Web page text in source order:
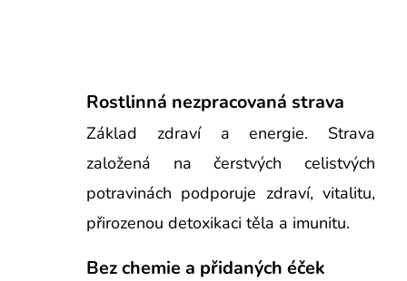
Rostlinná nezpracovaná strava
Základ zdraví a energie. Strava
založená na čerstvých celistvých
potravinách podporuje zdraví, vitalitu,
přirozenou detoxikaci těla a imunitu.
Bez chemie a přidaných éček